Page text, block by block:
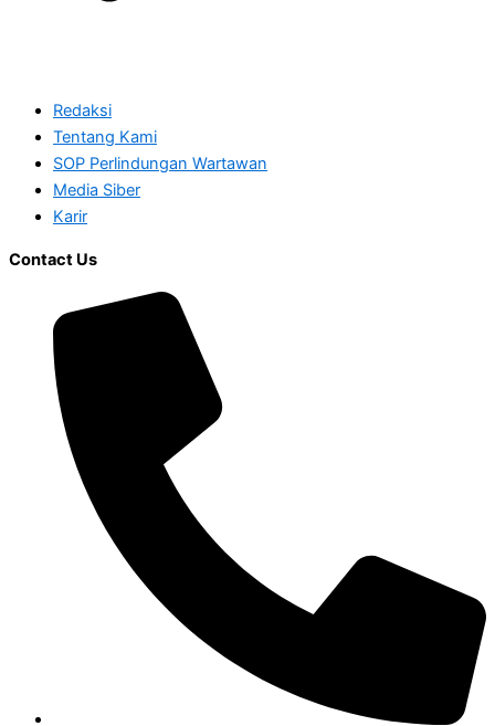
Redaksi
Tentang Kami
SOP Perlindungan Wartawan
Media Siber
Karir
Contact Us